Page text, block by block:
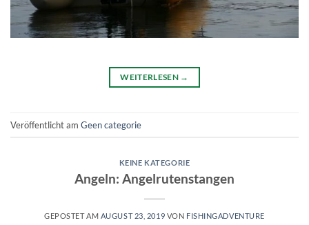
WEITERLESEN →
Veröffentlicht am Geen categorie
KEINE KATEGORIE
Angeln: Angelrutenstangen
GEPOSTET AM AUGUST 23, 2019 VON FISHINGADVENTURE